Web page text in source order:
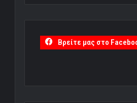
Βρείτε μας στο